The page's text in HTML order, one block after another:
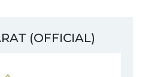
(OFFICIAL)